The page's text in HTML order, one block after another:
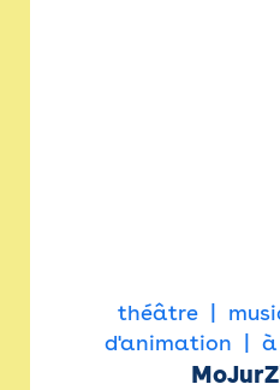
théâtre
d'animation
à